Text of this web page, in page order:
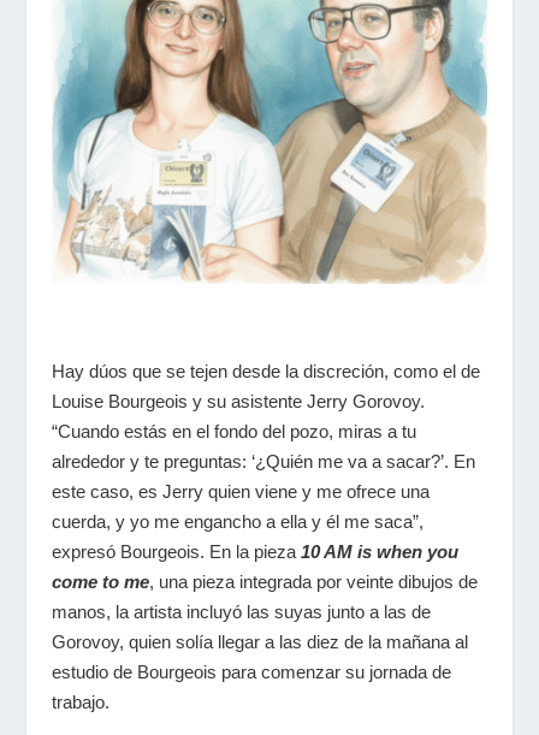
Hay dúos que se tejen desde la discreción, como el de
Louise Bourgeois y su asistente Jerry Gorovoy.
“Cuando estás en el fondo del pozo, miras a tu
alrededor y te preguntas: ‘¿Quién me va a sacar?’. En
este caso, es Jerry quien viene y me ofrece una
cuerda, y yo me engancho a ella y él me saca”,
expresó Bourgeois. En la pieza 10 AM is when you
come to me, una pieza integrada por veinte dibujos de
manos, la artista incluyó las suyas junto a las de
Gorovoy, quien solía llegar a las diez de la mañana al
estudio de Bourgeois para comenzar su jornada de
trabajo.